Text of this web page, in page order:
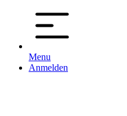
Menu
Anmelden